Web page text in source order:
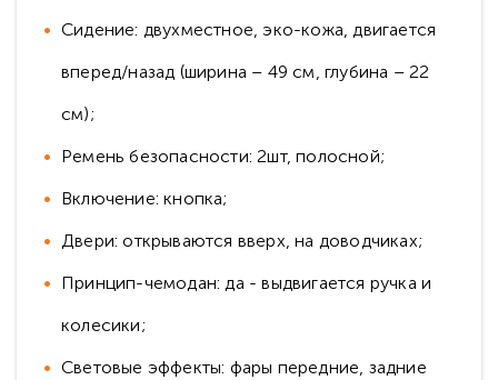
Сидение: двухместное, эко-кожа, двигается
вперед/назад (ширина – 49 см, глубина – 22
см);
Ремень безопасности: 2шт, полосной;
Включение: кнопка;
Двери: открываются вверх, на доводчиках;
Принцип-чемодан: да - выдвигается ручка и
колесики;
Световые эффекты: фары передние, задние